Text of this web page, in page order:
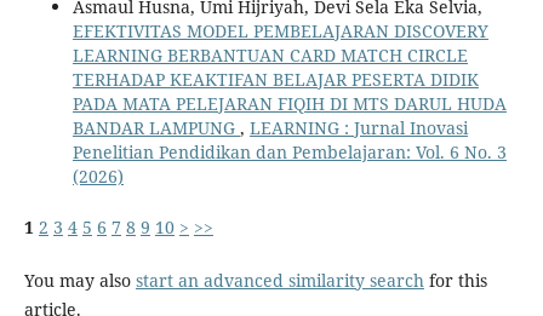
Asmaul Husna, Umi Hijriyah, Devi Sela Eka Selvia,
EFEKTIVITAS MODEL PEMBELAJARAN DISCOVERY
LEARNING BERBANTUAN CARD MATCH CIRCLE
TERHADAP KEAKTIFAN BELAJAR PESERTA DIDIK
PADA MATA PELEJARAN FIQIH DI MTS DARUL HUDA
BANDAR LAMPUNG , LEARNING : Jurnal Inovasi
Penelitian Pendidikan dan Pembelajaran: Vol. 6 No. 3
(2026)
1 2 3 4 5 6 7 8 9 10 > >>
You may also start an advanced similarity searchfor this
article.